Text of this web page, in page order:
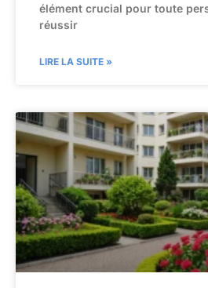
élément crucial pour toute
réussir
LIRE LA SUITE »